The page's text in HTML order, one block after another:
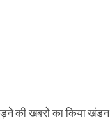
की खबरों का किया खंडन